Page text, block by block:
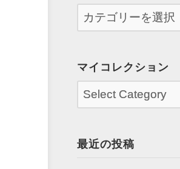
マイコレクション
最近の投稿